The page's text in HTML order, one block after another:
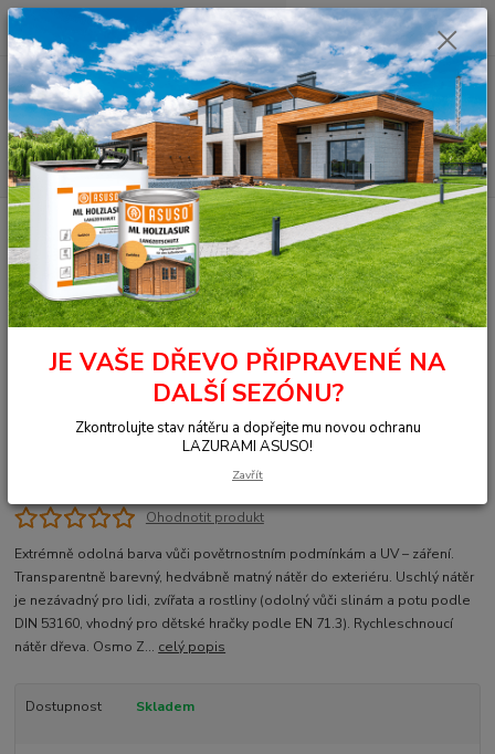
Menu
Hledat
+420 377 441 961 0ks
za 0,00 Kč
Úvod OSMO - přírodní oleje Na dřevo ven Fasády
Zahradní &
Fasádní lazura
7253 Zahradní and Fasádní lazura Patina 0,75 l
7253 Zahradní and Fasádní
lazura Patina 0,75 l
Ohodnotit produkt
Extrémně odolná barva vůči povětrnostním podmínkám a UV – záření.
Transparentně barevný, hedvábně matný nátěr do exteriéru. Uschlý nátěr
je nezávadný pro lidi, zvířata a rostliny (odolný vůči slinám a potu podle
DIN 53160, vhodný pro dětské hračky podle EN 71.3). Rychleschnoucí
nátěr dřeva. Osmo Z... celý popis
Dostupnost Skladem
JE VAŠE DŘEVO PŘIPRAVENÉ NA
DALŠÍ SEZÓNU?
Zkontrolujte stav nátěru a dopřejte mu novou ochranu
LAZURAMI ASUSO!
Zavřít